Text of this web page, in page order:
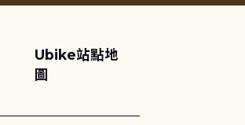
Ubike站點地
圖